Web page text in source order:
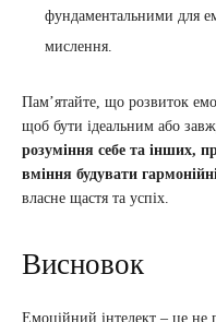
фундаментальними для
мислення.
Пам’ятайте, що розвиток
щоб бути ідеальним або
розуміння себе та інших,
вміння будувати
власне щастя та успіх.
Висновок
Емоційний інтелект – це не